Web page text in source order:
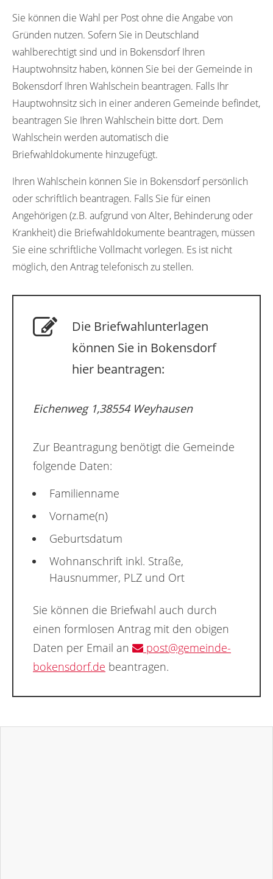
Sie können die Wahl per Post ohne die Angabe von
Gründen nutzen. Sofern Sie in Deutschland
wahlberechtigt sind und in Bokensdorf Ihren
Hauptwohnsitz haben, können Sie bei der Gemeinde in
Bokensdorf Ihren Wahlschein beantragen. Falls Ihr
Hauptwohnsitz sich in einer anderen Gemeinde befindet,
beantragen Sie Ihren Wahlschein bitte dort. Dem
Wahlschein werden automatisch die
Briefwahldokumente hinzugefügt.
Ihren Wahlschein können Sie in Bokensdorf persönlich
oder schriftlich beantragen. Falls Sie für einen
Angehörigen (z.B. aufgrund von Alter, Behinderung oder
Krankheit) die Briefwahldokumente beantragen, müssen
Sie eine schriftliche Vollmacht vorlegen. Es ist nicht
möglich, den Antrag telefonisch zu stellen.
Die Briefwahlunterlagen
können Sie in Bokensdorf
hier beantragen:
Eichenweg 1,38554 Weyhausen
Zur Beantragung benötigt die Gemeinde
folgende Daten:
Familienname
Vorname(n)
Geburtsdatum
Wohnanschrift inkl. Straße,
Hausnummer, PLZ und Ort
Sie können die Briefwahl auch durch
einen formlosen Antrag mit den obigen
Daten per Email an
post@gemeinde-
bokensdorf.de beantragen.